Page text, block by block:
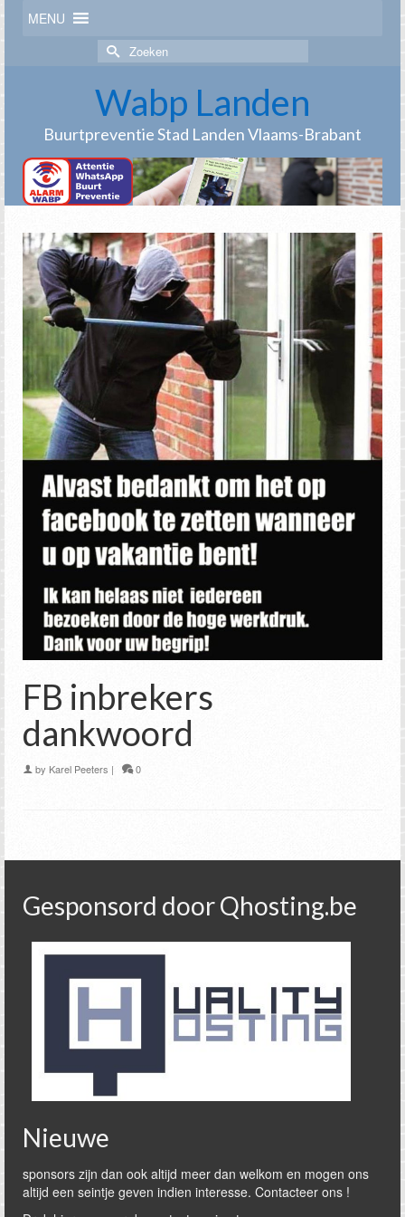
MENU
Zoek
naar:
Wabp Landen
Buurtpreventie Stad Landen Vlaams-Brabant
FB inbrekers
dankwoord
by Karel Peeters | 0
Gesponsord door Qhosting.be
Nieuwe
sponsors zijn dan ook altijd meer dan welkom en mogen ons
altijd een seintje geven indien interesse. Contacteer ons !